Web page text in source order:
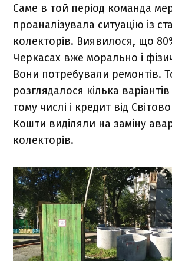
Саме в той період команда
проаналізувала ситуацію із
колекторів. Виявилося, що
Черкасах вже морально і
Вони потребували ремонтів.
розглядалося кілька
тому числі і кредит від
Кошти виділяли на заміну
колекторів.